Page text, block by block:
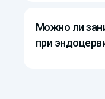
Можно ли
при